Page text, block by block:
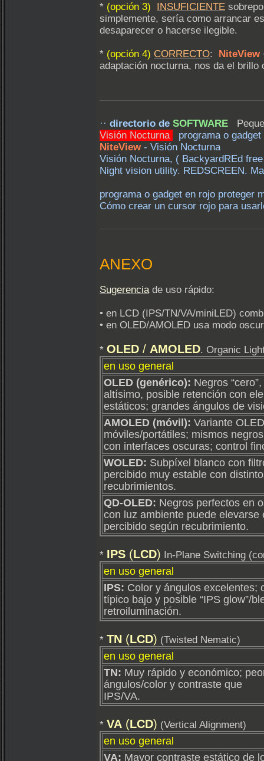
* (opción 3) INSUFICIENTE
simplemente, sería como arrancar
desaparecer o hacerse ilegible.
* (opción 4) CORRECTO: NiteView
adaptación nocturna, nos da el
·· directorio de SOFTWARE
Visión Nocturna
programa o
NiteView - Visión Nocturna
Visión Nocturna, ( BackyardREd
Night vision utility. REDSCREEN.
programa o gadget en rojo proteger
Cómo crear un cursor rojo para
ANEXO
Sugerencia de uso rápido:
• en LCD (IPS/TN/VA/miniLED)
• en OLED/AMOLED usa modo
* OLED / AMOLED. Organic
en uso general
OLED (genérico): Negros
altísimo, posible retención con
estáticos; grandes ángulos de
AMOLED (móvil): Variante
móviles/portátiles; mismos
con interfaces oscuras; control
WOLED: Subpíxel blanco con
percibido muy estable con
recubrimientos.
QD‑OLED: Negros perfectos en
con luz ambiente puede elevarse
percibido según recubrimiento.
* IPS (LCD) In-Plane Switching
en uso general
IPS: Color y ángulos excelentes;
típico bajo y posible “IPS glow”/
retroiluminación.
* TN (LCD) (Twisted Nematic)
en uso general
TN: Muy rápido y económico;
ángulos/color y contraste que
IPS/VA.
* VA (LCD) (Vertical Alignment)
en uso general
VA: Mayor contraste estático de